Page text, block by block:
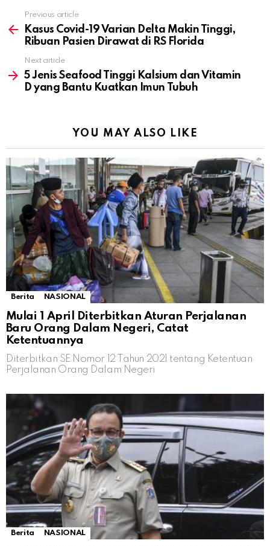
more
Previous article
Kasus Covid-19 Varian Delta Makin Tinggi,
Ribuan Pasien Dirawat di RS Florida
Next article
5 Jenis Seafood Tinggi Kalsium dan Vitamin
D yang Bantu Kuatkan Imun Tubuh
YOU MAY ALSO LIKE
Berita NASIONAL
Mulai 1 April Diterbitkan Aturan Perjalanan
Baru Orang Dalam Negeri, Catat
Ketentuannya
Diterbitkan SE Nomor 12 Tahun 2021 tentang Ketentuan
Perjalanan Orang Dalam Negeri
Berita NASIONAL